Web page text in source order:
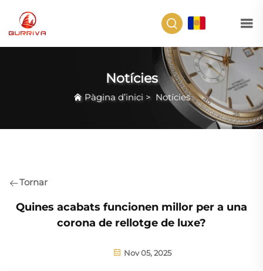
Notícies
Pàgina d’inici > Notícies
Tornar
Quines acabats funcionen millor per a una
corona de rellotge de luxe?
Nov 05, 2025